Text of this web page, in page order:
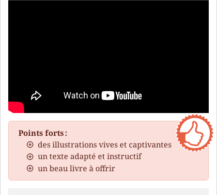
Points forts :
des illustrations vives et captivantes
un texte adapté et instructif
un beau livre à offrir